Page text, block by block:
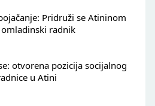
Pridruži se Atininom
radnik
otvorena pozicija socijalnog
u Atini